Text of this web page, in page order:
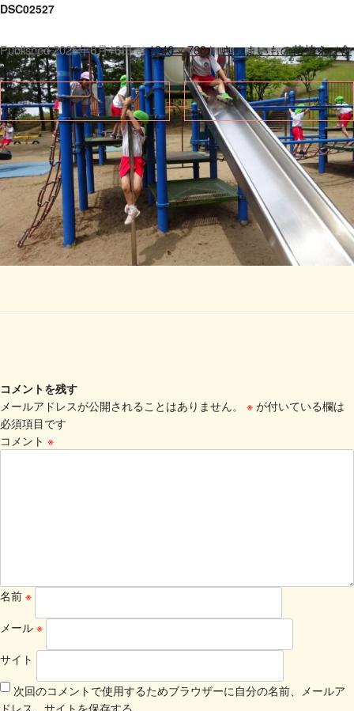
DSC02527
Published2026年6月16日at1040 × 780inさつまいもの苗植え（食
育活動）.
← 前へ 次へ →
コメントを残す
メールアドレスが公開されることはありません。
※ が付いている欄は
必須項目です
コメント ※
名前 ※
メール ※
サイト
次回のコメントで使用するためブラウザーに自分の名前、メールア
ドレス、サイトを保存する。